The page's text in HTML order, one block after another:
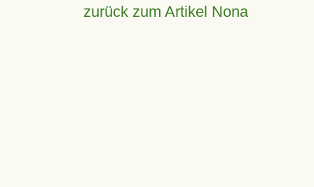
zurück zum Artikel Nona